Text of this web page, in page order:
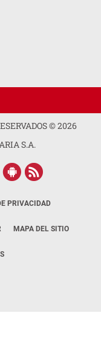
©2026
S.A.
PRIVACIDAD
MAPA DEL SITIO